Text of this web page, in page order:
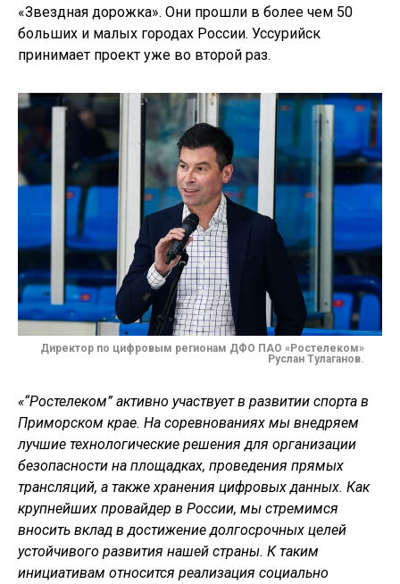
«Звездная дорожка». Они прошли в более чем 50
больших и малых городах России. Уссурийск
принимает проект уже во второй раз.
Директор по цифровым регионам ДФО ПАО «Ростелеком»
Руслан Тулаганов.
«“Ростелеком” активно участвует в развитии спорта в
Приморском крае. На соревнованиях мы внедряем
лучшие технологические решения для организации
безопасности на площадках, проведения прямых
трансляций, а также хранения цифровых данных. Как
крупнейших провайдер в России, мы стремимся
вносить вклад в достижение долгосрочных целей
устойчивого развития нашей страны. К таким
инициативам относится реализация социально